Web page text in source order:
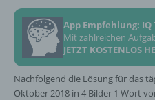
App Empfehlung: IQ
Mit zahlreichen
JETZT KOSTENLOS
Nachfolgend die Lösung für das
Oktober 2018 in 4 Bilder 1 Wort